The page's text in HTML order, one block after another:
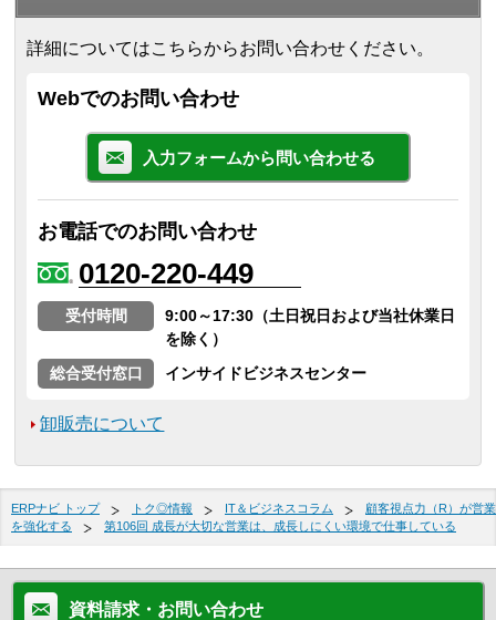
詳細についてはこちらからお問い合わせください。
Webでのお問い合わせ
入力フォームから問い合わせる
お電話でのお問い合わせ
0120-220-449
受付時間
9:00～17:30（土日祝日および当社休業日
を除く）
総合受付窓口
インサイドビジネスセンター
卸販売について
ERPナビ トップ トク◎情報 IT＆ビジネスコラム
顧客視点力（R）が営業
を強化する
第106回 成長が大切な営業は、成長しにくい環境で仕事している
資料請求・お問い合わせ